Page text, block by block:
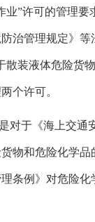
”许可的管理
治管理规定》
装液体危险货
个许可。
对于《海上交通
物和危险化学品
条例》对危险